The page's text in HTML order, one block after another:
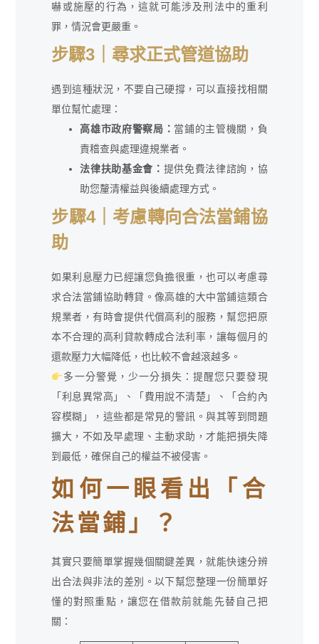
嚇或施壓的行為，這就可能涉及刑法中的重利
罪，情況會更嚴重。
步驟3｜尋求正式管道協助
遇到這種狀況，不要自己硬撐，可以直接找相關
單位幫忙處理：
高雄市政府警察局： 當鋪的主管機關，負
責稽查與處理違規業者。
法律扶助基金會： 提供免費法律諮詢，協
助您釐清權益與後續處理方式。
步驟4｜考慮轉向合法當鋪協
助
如果利息壓力已經讓您負擔很重，也可以考慮尋
求合法當鋪協助轉貸。像高雄的大中當鋪這類合
規業者，有時會提供代償高利的服務，幫您把原
本不合理的高利貸款轉成合法利率，讓每個月的
還款壓力大幅降低，也比較不會越滾越多。
多一分警覺，少一分損失：提醒您只要發現
「利息異常高」、「費用說不清楚」、「合約內
容模糊」，這些都是常見的警訊。與其等到問題
擴大，不如及早處理、主動求助，才能把損失降
到最低，確保自己的權益不被侵害。
如何一眼看出「合
法當鋪」？
其實只要簡單掌握幾個關鍵差異，就能快速分辨
出合法與非法的差別。以下幫您整理一份簡單好
懂的對照重點，讓您在借款前就能先替自己把
關：